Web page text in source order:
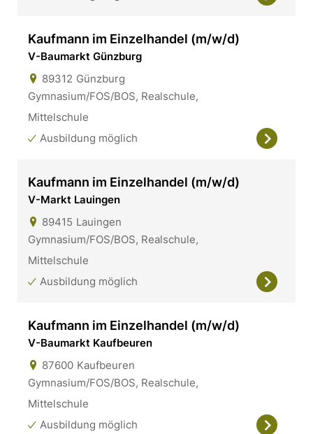
Kaufmann im Einzelhandel (m/w/d)
V-Baumarkt Günzburg
89312 Günzburg
Gymnasium/FOS/BOS, Realschule,
Mittelschule
Ausbildung möglich
Kaufmann im Einzelhandel (m/w/d)
V-Markt Lauingen
89415 Lauingen
Gymnasium/FOS/BOS, Realschule,
Mittelschule
Ausbildung möglich
Kaufmann im Einzelhandel (m/w/d)
V-Baumarkt Kaufbeuren
87600 Kaufbeuren
Gymnasium/FOS/BOS, Realschule,
Mittelschule
Ausbildung möglich